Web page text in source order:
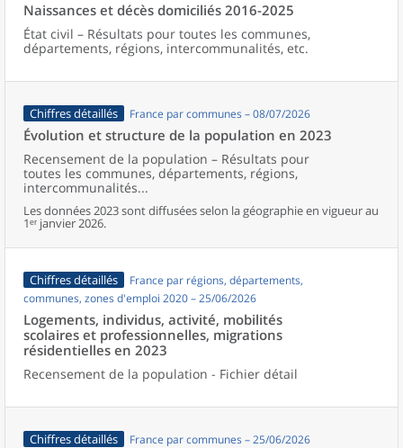
Naissances et décès domiciliés 2016-2025
État civil – Résultats pour toutes les communes,
départements, régions, intercommunalités, etc.
Chiffres détaillés France par communes – 08/07/2026
Évolution et structure de la population en 2023
Recensement de la population – Résultats pour
toutes les communes, départements, régions,
intercommunalités...
Les données 2023 sont diffusées selon la géographie en vigueur au
1ᵉʳ janvier 2026.
Chiffres détaillés
France par régions, départements,
communes, zones d'emploi 2020 – 25/06/2026
Logements, individus, activité, mobilités
scolaires et professionnelles, migrations
résidentielles en 2023
Recensement de la population - Fichier détail
Chiffres détaillés France par communes – 25/06/2026